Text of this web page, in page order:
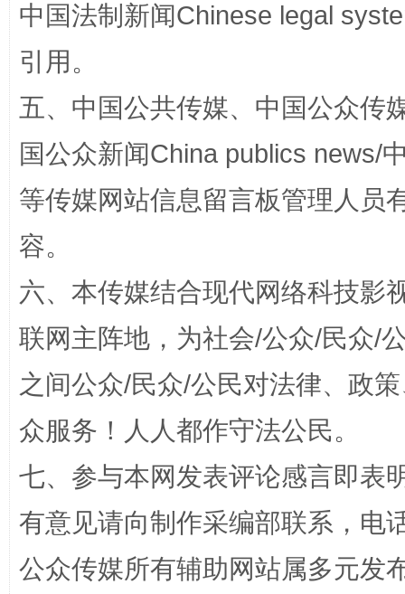
完善运行机制助力责任有效落实 一纸欠
东山县通报“牛蛙产品抗生素超标问题”
中国法制新闻Chinese legal
引用。
五、中国公共传媒、中国公众传
国公众新闻China publics news/
等传媒网站信息留言板管理人员
容。
六、本传媒结合现代网络科技影
联网主阵地，为社会/公众/民众/
之间公众/民众/公民对法律、政
众服务！人人都作守法公民。
七、参与本网发表评论感言即表
有意见请向制作采编部联系，电
公众传媒所有辅助网站属多元发